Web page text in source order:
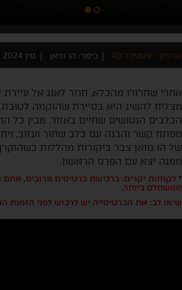
ארכיון - פסטיבל 40 בימוי: הו גוואן סין 2024
אחרי שחרורו מהכלא, חוזר לאנג אל
מצליח להשיג היא בסיירת שהוקמה
הכלבים הנטושים שחיים באזור. מבין כל
מפתח קשר והבנה עם כלב שחור ועזוב,
של הו גוואן צבר ביקורות מהללות
ממנה יצא עם הפרס הראשון.
* לקוחות יקרים: ברכישת כרטיסים מרובים,
המשתלם ביותר.
שימו לב: את הכרטיסייה יש לרכוש לפני הזמנת